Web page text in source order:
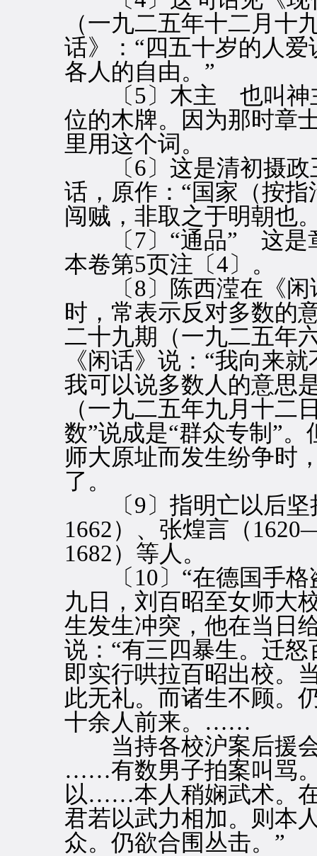
（一九二五年十二月十
话》：“四五十岁的人
各人的自由。”
〔5〕木主 也叫神主
位的木牌。因为那时章
里用这个词。
〔6〕这是清初摄政
话，原作：“国家（按
闯贼，非取之于明朝也
〔7〕“通品” 这是章
本卷第5页注〔4〕。
〔8〕陈西滢在《闲
时，常表示反对多数的
二十九期（一九二五年
《闲话》说：“我向来
我可以说多数人的意思
（一九二五年九月十二
数”说成是“群众专制”
师大原址而发生纷争时
了。
〔9〕指明亡以后坚
1662）、张煌言（
1682）等人。
〔10〕“在德国手格
九日，刘百昭至女师大
生发生冲突，他在当日
说：“有三四暴生。迁
即实行哄拉百昭出校。
此无礼。而诸生不顾
十余人前来。……
当持各校沪案后援会
……有数男子拍案叫骂
以……本人稍娴武术。
君若以武力相加。则本
众。仍欲合围丛击。”